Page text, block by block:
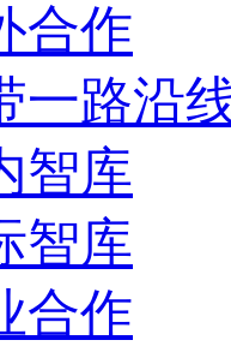
合作
一路沿
智库
智库
合作